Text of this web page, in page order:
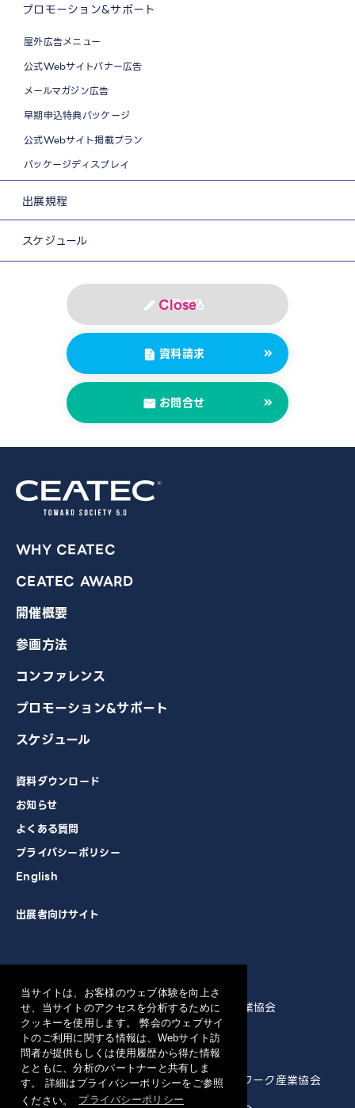
当サイトは、お客様のウェブ体験を向上さ
せ、当サイトのアクセスを分析するために
クッキーを使用します。 弊会のウェブサイ
トのご利用に関する情報は、Webサイト訪
問者が提供もしくは使用履歴から得た情報
とともに、分析のパートナーと共有しま
す。 詳細はプライバシーポリシーをご参照
ください。
プライバシーポリシー
プロモーション&サポート
屋外広告メニュー
公式Webサイトバナー広告
メールマガジン広告
早期申込特典パッケージ
公式Webサイト掲載プラン
パッケージディスプレイ
出展規程
スケジュール
出展申込
資料請求
お問合せ
WHY CEATEC
CEATEC AWARD
開催概要
参画方法
コンファレンス
プロモーション&サポート
スケジュール
資料ダウンロード
お知らせ
よくある質問
プライバシーポリシー
English
出展者向けサイト
一般社団法人 電子情報技術産業協会
共催
一般社団法人 情報通信ネットワーク産業協会